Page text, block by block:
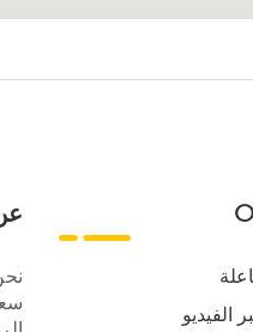
الفيديو